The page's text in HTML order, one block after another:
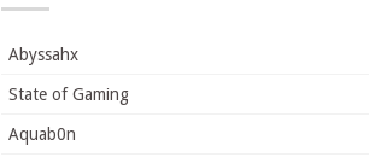
Abyssahx
State of Gaming
Aquab0n